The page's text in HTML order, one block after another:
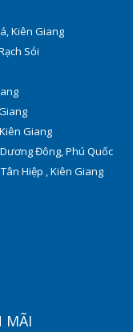
Kiên Giang
Sỏi
Giang
Đông, Phú Quốc
Hiệp , Kiên Giang
MÃI